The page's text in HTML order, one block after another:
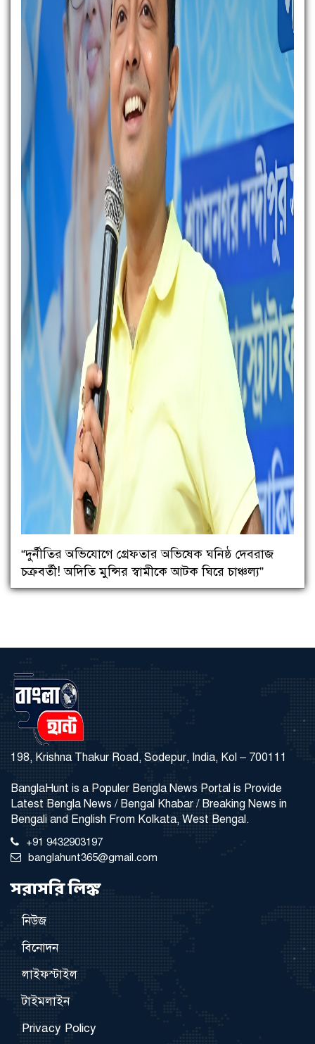
“দুর্নীতির অভিযোগে গ্রেফতার অভিষেক ঘনিষ্ঠ দেবরাজ
চক্রবর্তী! অদিতি মুন্সির স্বামীকে আটক ঘিরে চাঞ্চল্য”
198, Krishna Thakur Road, Sodepur, India, Kol – 700111
BanglaHunt is a Populer Bengla News Portal is Provide
Latest Bengla News / Bengal Khabar / Breaking News in
Bengali and English From Kolkata, West Bengal.
+91 9432903197
banglahunt365@gmail.com
সরাসরি লিঙ্ক
নিউজ
বিনোদন
লাইফস্টাইল
টাইমলাইন
Privacy Policy